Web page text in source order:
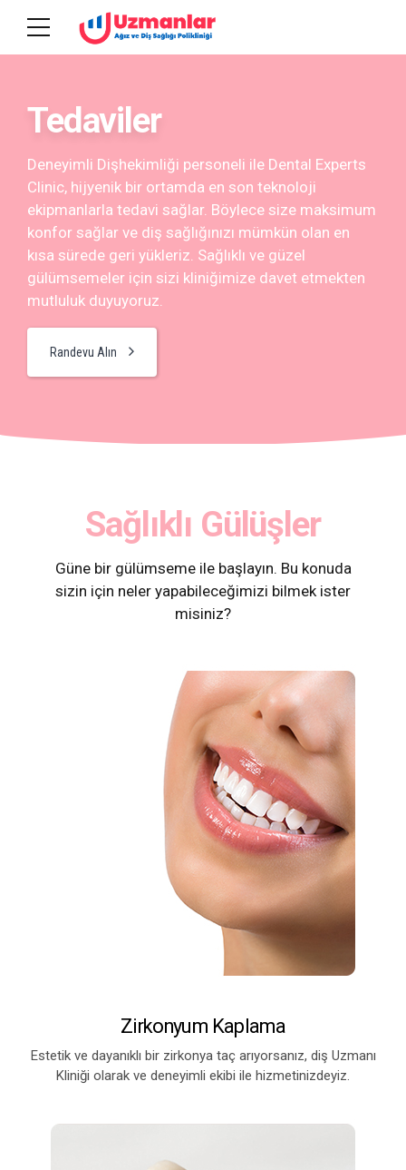
Tedaviler
Deneyimli Dişhekimliği personeli ile Dental Experts
Clinic, hijyenik bir ortamda en son teknoloji
ekipmanlarla tedavi sağlar. Böylece size maksimum
konfor sağlar ve diş sağlığınızı mümkün olan en
kısa sürede geri yükleriz. Sağlıklı ve güzel
gülümsemeler için sizi kliniğimize davet etmekten
mutluluk duyuyoruz.
Randevu Alın
Sağlıklı Gülüşler
Güne bir gülümseme ile başlayın. Bu konuda
sizin için neler yapabileceğimizi bilmek ister
misiniz?
Zirkonyum Kaplama
Estetik ve dayanıklı bir zirkonya taç arıyorsanız, diş Uzmanı
Kliniği olarak ve deneyimli ekibi ile hizmetinizdeyiz.